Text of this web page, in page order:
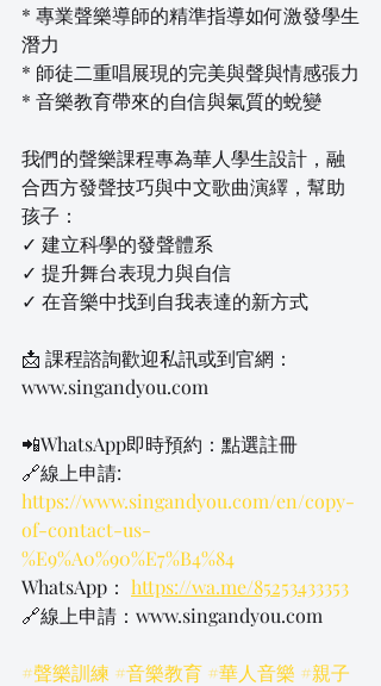
* 專業聲樂導師的精準指導如何激發學生
潛力
* 師徒二重唱展現的完美與聲與情感張力
* 音樂教育帶來的自信與氣質的蛻變
我們的聲樂課程專為華人學生設計，融
合西方發聲技巧與中文歌曲演繹，幫助
孩子：
✓ 建立科學的發聲體系
✓ 提升舞台表現力與自信
✓ 在音樂中找到自我表達的新方式
📩 課程諮詢歡迎私訊或到官網：
www.singandyou.com
📲WhatsApp即時預約：點選註冊
🔗線上申請:
https://www.singandyou.com/en/copy-
of-contact-us-
%E9%A0%90%E7%B4%84
WhatsApp： https://wa.me/85253433353
🔗線上申請：www.singandyou.com
#聲樂訓練 #音樂教育 #華人音樂 #親子